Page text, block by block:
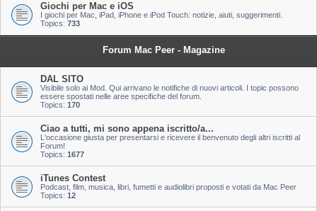
Giochi per Mac e iOS
I giochi per Mac, iPad, iPhone e iPod Touch: notizie, aiuti, suggerimenti.
Topics: 733
Forum Mac Peer - Magazine
DAL SITO
Visibile solo ai Mod. Qui arrivano le notifiche di nuovi articoli. I topic possono
essere spostati nelle aree specifiche del forum.
Topics: 170
Ciao a tutti, mi sono appena iscritto/a...
L'occasione giusta per presentarsi e ricevere il benvenuto degli altri iscritti al
Forum!
Topics: 1677
iTunes Contest
Podcast, film, musica, libri, fumetti e audiolibri proposti e votati da Mac Peer
Topics: 12